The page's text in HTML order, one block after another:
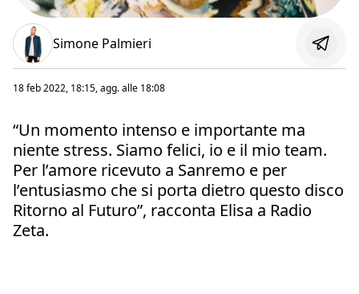
Simone Palmieri
18 feb 2022, 18:15, agg. alle 18:08
“Un momento intenso e importante ma
niente stress. Siamo felici, io e il mio team.
Per l’amore ricevuto a Sanremo e per
l’entusiasmo che si porta dietro questo disco
Ritorno al Futuro”, racconta Elisa a Radio
Zeta.